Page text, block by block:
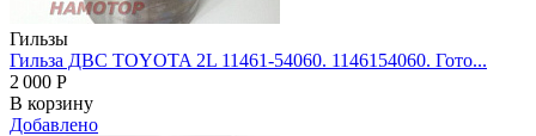
Гильзы
Гильза ДВС TOYOTA 2L 11461-54060. 1146154060. Гото...
2 000 Р
В корзину
Добавлено